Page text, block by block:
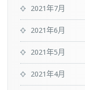
2021年7月
2021年6月
2021年5月
2021年4月